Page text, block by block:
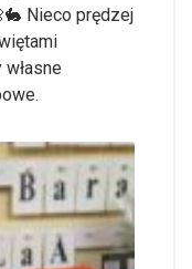
Nieco prędzej